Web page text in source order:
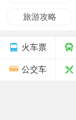
旅游攻略
火车票
公交车